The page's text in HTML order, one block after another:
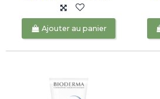
Ajouter au panier